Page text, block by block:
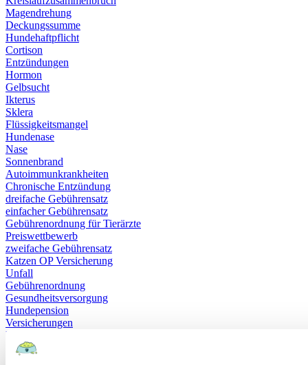
Magendrehung
Deckungssumme
Hundehaftpflicht
Cortison
Entzündungen
Hormon
Gelbsucht
Ikterus
Sklera
Flüssigkeitsmangel
Hundenase
Nase
Sonnenbrand
Autoimmunkrankheiten
Chronische Entzündung
dreifache Gebührensatz
einfacher Gebührensatz
Gebührenordnung für Tierärzte
Preiswettbewerb
zweifache Gebührensatz
Katzen OP Versicherung
Unfall
Gebührenordnung
Gesundheitsversorgung
Hundepension
Versicherungen
Hundekrankenvollversicherung
Dösen